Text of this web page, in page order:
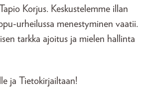
Korjus. Keskustelemme illan
urheilussa menestyminen vaatii.
tarkka ajoitus ja mielen hallinta
ja Tietokirjailtaan!